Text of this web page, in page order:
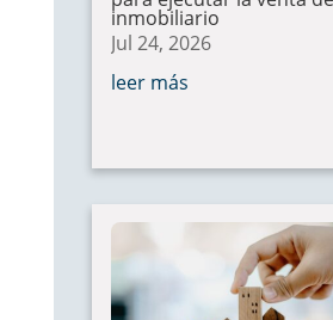
inmobiliario
Jul 24, 2026
leer más